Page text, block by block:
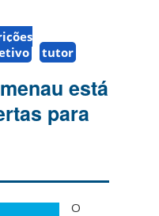
tutor
está
para
O